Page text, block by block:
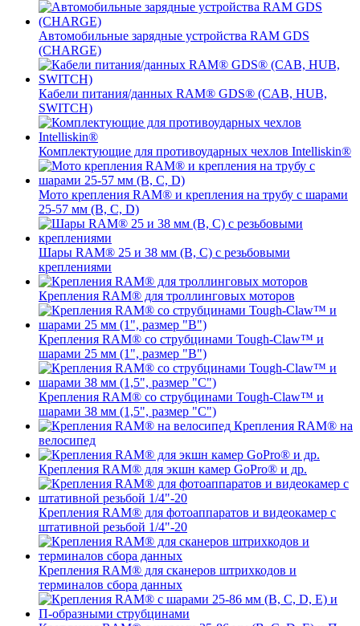
Автомобильные зарядные устройства RAM GDS
(CHARGE)
Кабели питания/данных RAM® GDS® (CAB, HUB,
SWITCH)
Комплектующие для противоударных чехлов Intelliskin®
Мото крепления RAM® и крепления на трубу с шарами
25-57 мм (B, C, D)
Шары RAM® 25 и 38 мм (B, C) с резьбовыми
креплениями
Крепления RAM® для троллинговых моторов
Крепления RAM® со струбцинами Tough-Claw™ и
шарами 25 мм (1", размер "B")
Крепления RAM® со струбцинами Tough-Claw™ и
шарами 38 мм (1,5", размер "C")
Крепления RAM® на
велосипед
Крепления RAM® для экшн камер GoPro® и др.
Крепления RAM® для фотоаппаратов и видеокамер с
штативной резьбой 1/4"-20
Крепления RAM® для сканеров штрихкодов и
терминалов сбора данных